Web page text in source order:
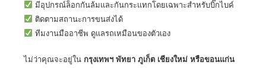
มีอุปกรณ์ล็อกกันล้มและกันกระแทกโดยเฉพาะสำหรับบิ๊กไบค์
ติดตามสถานะการขนส่งได้
ทีมงานมืออาชีพ ดูแลรถเหมือนของตัวเอง
ไม่ว่าคุณจะอยู่ใน กรุงเทพฯ พัทยา ภูเก็ต เชียงใหม่ หรือขอนแก่น